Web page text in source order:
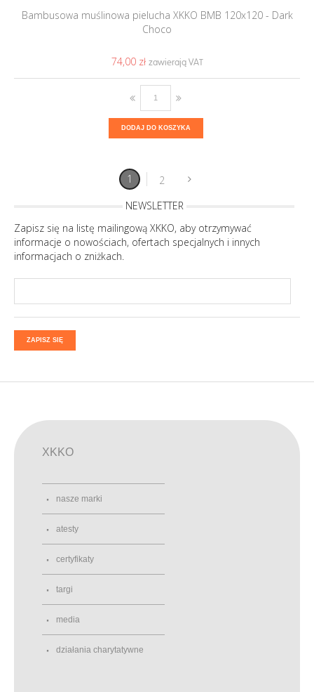
Bambusowa muślinowa pielucha XKKO BMB 120x120 - Dark
Choco
74,00 ‎zł
DODAJ DO KOSZYKA
1
2
NEWSLETTER
Zapisz się na listę mailingową XKKO, aby otrzymywać
informacje o nowościach, ofertach specjalnych i innych
informacjach o zniżkach.
ZAPISZ SIĘ
XKKO
nasze marki
atesty
certyfikaty
targi
media
działania charytatywne